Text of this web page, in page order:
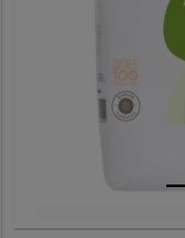
crackers ...
& plantes
purées, pâtes à